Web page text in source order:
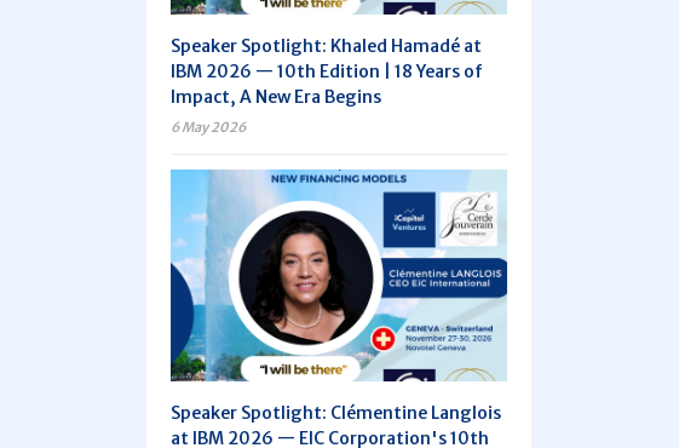
Speaker Spotlight: Khaled Hamadé at
IBM 2026 — 10th Edition | 18 Years of
Impact, A New Era Begins
6 May 2026
Speaker Spotlight: Clémentine Langlois
at IBM 2026 — EIC Corporation's 10th